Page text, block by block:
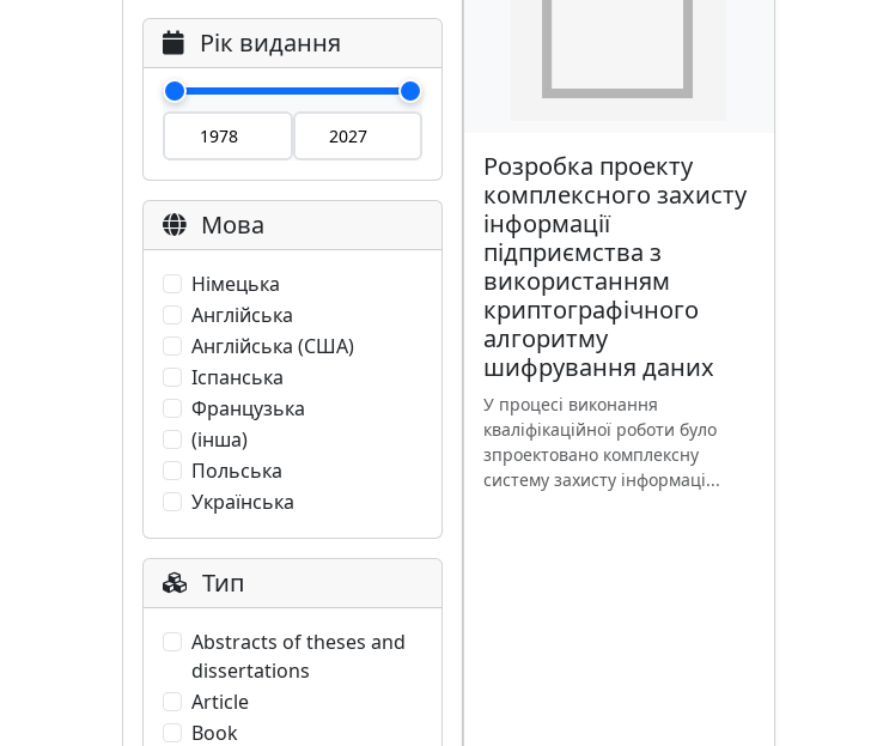
Рік видання
Мова
Німецька
Англійська
Англійська (США)
Іспанська
Французька
(інша)
Польська
Українська
Тип
Abstracts of theses and
dissertations
Article
Book
Розробка проекту
комплексного захисту
інформації
підприємства з
використанням
криптографічного
алгоритму
шифрування даних
У процесі виконання
кваліфікаційної роботи було
зпроектовано комплексну
систему захисту інформаці...